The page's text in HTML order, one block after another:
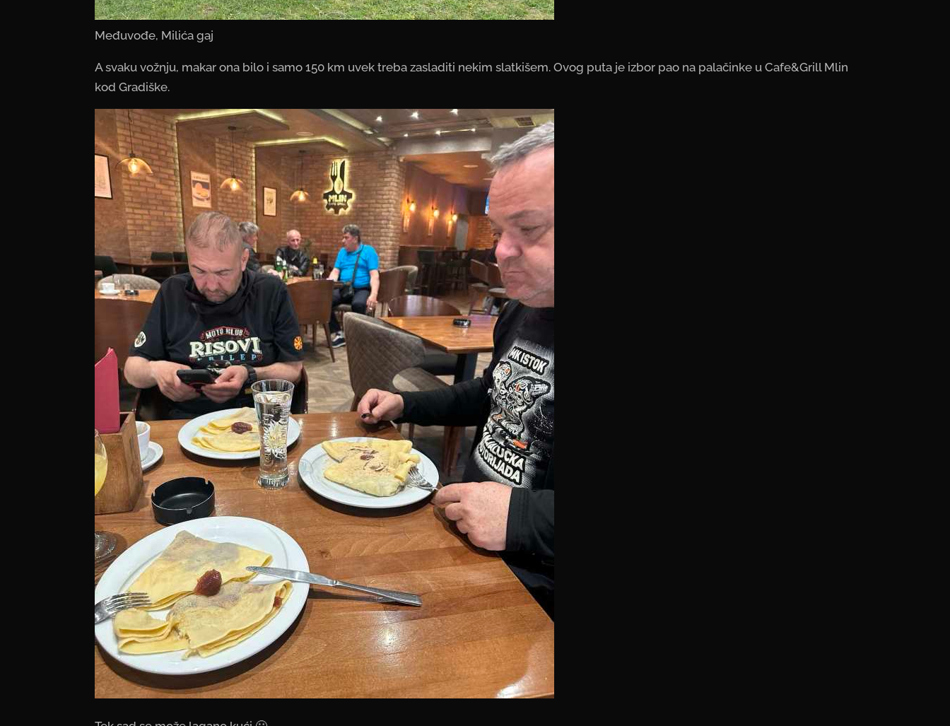
Međuvođe, Milića gaj
A svaku vožnju, makar ona bilo i samo 150 km uvek treba zasladiti nekim slatkišem. Ovog puta je izbor pao na palačinke u Cafe&Grill Mlin
kod Gradiške.